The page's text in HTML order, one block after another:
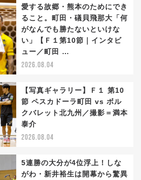
愛する故郷・熊本のためにでき
ること。町田・礒貝飛那大「何
がなんでも勝たないといけな
い」【Ｆ１第10節｜インタビ
ュー／町田 …
2026.08.04
【写真ギャラリー】Ｆ１ 第10
節 ペスカドーラ町田 vs ボル
クバレット北九州／撮影＝満本
泰介
2026.08.04
5連勝の大分が4位浮上！しな
がわ・新井裕生は開幕から驚異